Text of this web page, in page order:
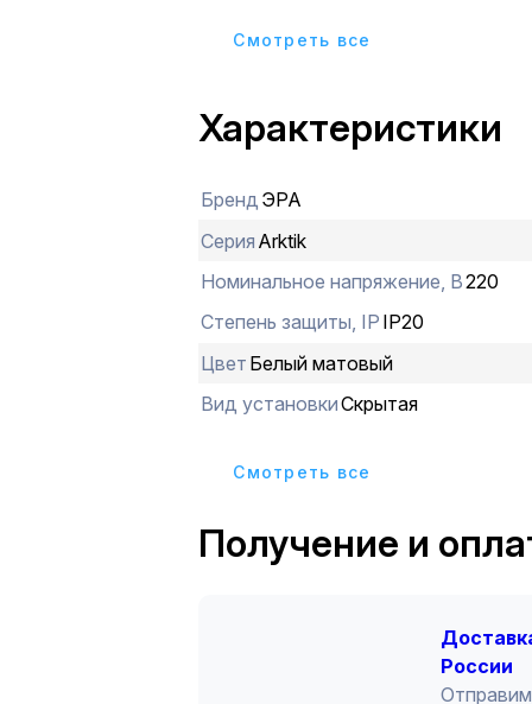
производится и на лапки, и на
Cмотреть все
Характеристики
Бренд ЭРА
Серия Arktik
Номинальное напряжение, В220
Степень защиты, IP IP20
Цвет Белый матовый
Вид установкиСкрытая
Cмотреть все
Получение и
России